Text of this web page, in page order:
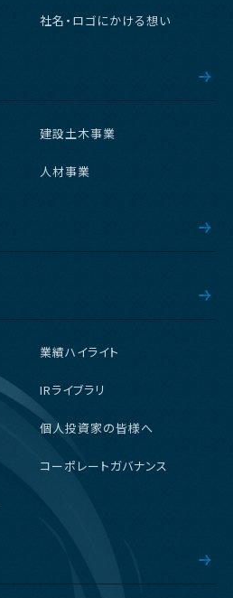
社名・ロゴにかける想い
建設土木事業
人材事業
業績ハイライト
IRライブラリ
個人投資家の皆様へ
コーポレートガバナンス